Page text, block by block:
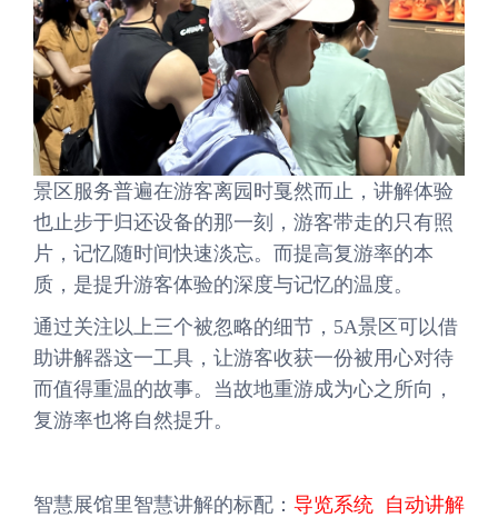
景区服务普遍在游客离园时戛然而止，讲解体验
也止步于归还设备的那一刻，游客带走的只有照
片，记忆随时间快速淡忘。而提高复游率的本
质，是提升游客体验的深度与记忆的温度。
通过关注以上三个被忽略的细节，5A景区可以借
助讲解器这一工具，让游客收获一份被用心对待
而值得重温的故事。当故地重游成为心之所向，
复游率也将自然提升。
智慧展馆里智慧讲解的标配： 导览系统 自动讲解